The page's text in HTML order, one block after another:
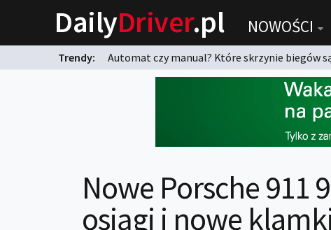
DailyDriver.pl NOWOŚCI
Trendy: Automat czy manual? Które skrzynie biegów
Nowe Porsche 911
osiągi i nowe